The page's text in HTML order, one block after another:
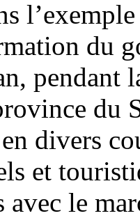
du
pendant
du
divers
et
avec le